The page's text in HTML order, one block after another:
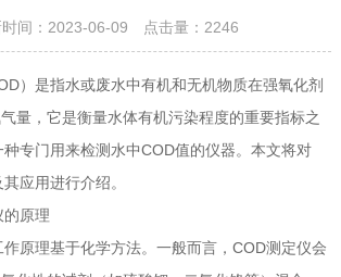
间：2023-06-09 点击量： 2246
是指水或废水中有机和无机物质在强氧化剂
量，它是衡量水体有机污染程度的重要指标之
专门用来检测水中COD值的仪器。本文将对
应用进行介绍。
原理
理基于化学方法。一般而言，COD测定仪会